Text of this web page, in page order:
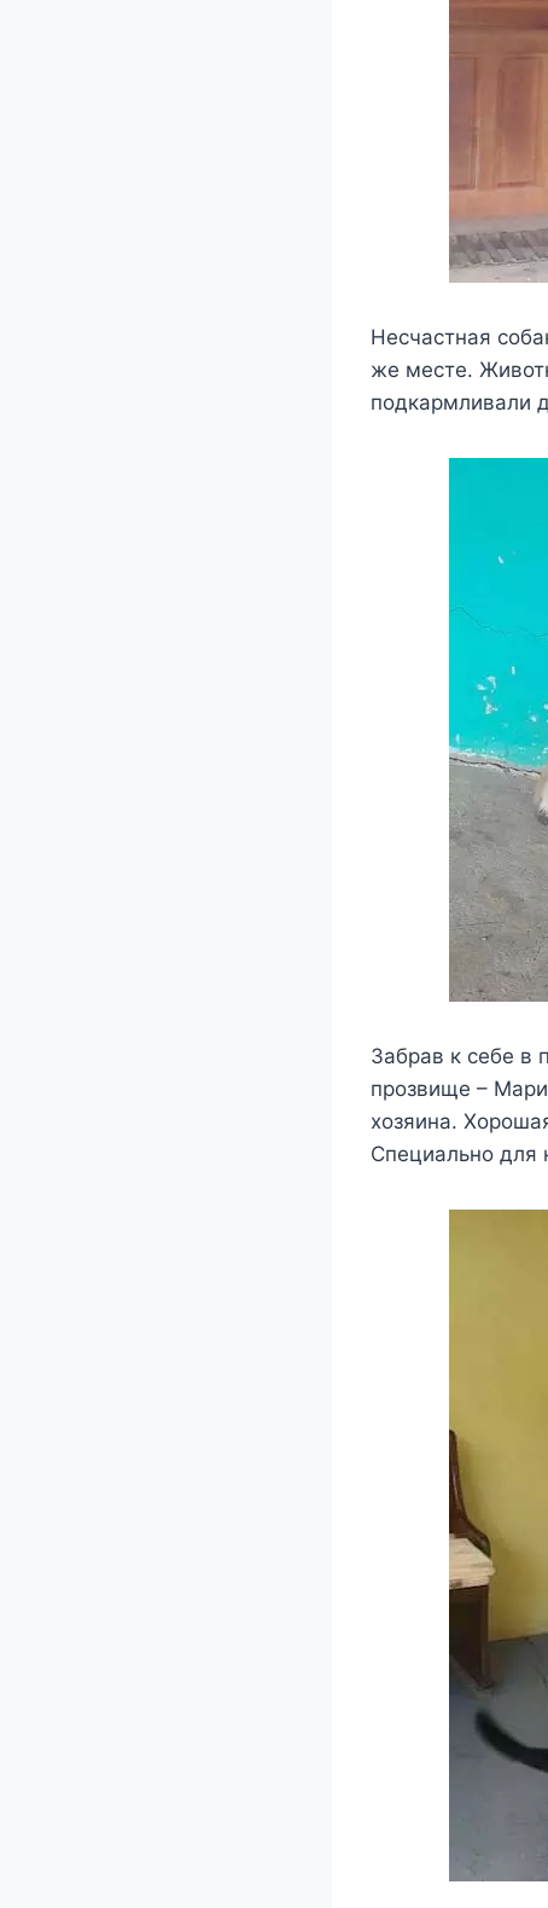
Несчастная
же месте.
подкармливали
Забрав к себе в
прозвище –
хозяина.
Специально для